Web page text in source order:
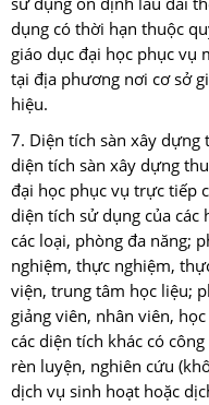
dụng có thời hạn thuộc
giáo dục đại học phục vụ
tại địa phương nơi cơ sở
hiệu.
7. Diện tích sàn xây
diện tích sàn xây dựng
đại học phục vụ trực tiếp
diện tích sử dụng của
các loại, phòng đa năng;
nghiệm, thực nghiệm,
viện, trung tâm học liệu;
giảng viên, nhân viên,
các diện tích khác có
rèn luyện, nghiên cứu
dịch vụ sinh hoạt hoặc